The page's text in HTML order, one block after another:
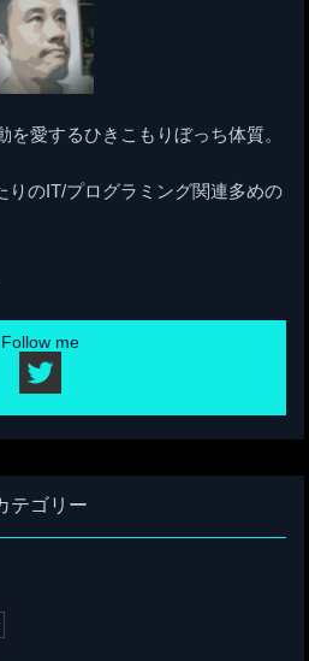
を愛するひきこもりぼっち体質。
りのIT/プログラミング関連多めの
Follow me
テゴリー